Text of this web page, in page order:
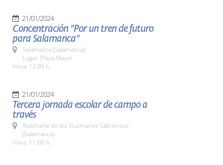
21/01/2024
Concentración "Por un tren de futuro
para Salamanca"
Salamanca (Salamanca)
Lugar: Plaza Mayor
Hora: 12:00 h.
21/01/2024
Tercera jornada escolar de campo a
través
Aldehuela de los Guzmanes Cabrerizos
(Salamanca)
Hora: 11:00 h.